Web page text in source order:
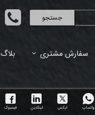
جستجو
سفارش مشتری بلاگ
واتساپ ایکس لینکدین فیسبوک